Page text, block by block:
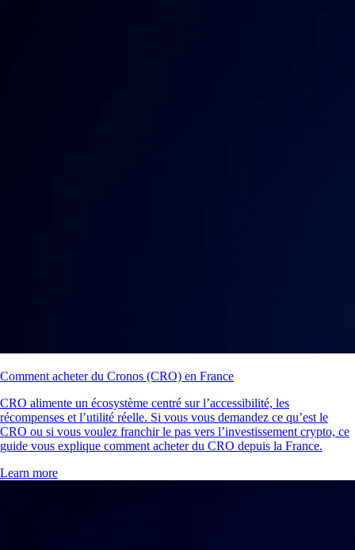
Comment acheter du Cronos (CRO) en France
CRO alimente un écosystème centré sur l’accessibilité, les
récompenses et l’utilité réelle. Si vous vous demandez ce qu’est le
CRO ou si vous voulez franchir le pas vers l’investissement crypto, ce
guide vous explique comment acheter du CRO depuis la France.
Learn more